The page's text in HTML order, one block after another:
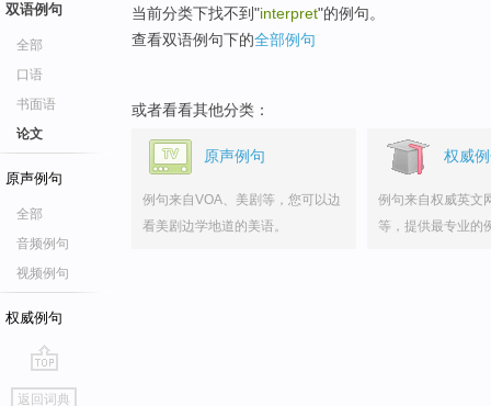
双语例句
全部
口语
书面语
论文
原声例句
全部
音频例句
视频例句
权威例句
go
返回词典
当前分类下找不到"interpret"的例句。
查看双语例句下的全部例句
或者看看其他分类：
原声例句
例句来自VOA、美剧等，您可以边
看美剧边学地道的美语。
权威
例句来自权威英文
等，提供最专业的